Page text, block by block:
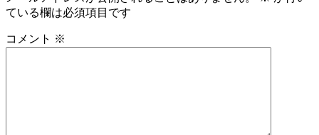
シ
ている欄は必須項目です
コメント ※